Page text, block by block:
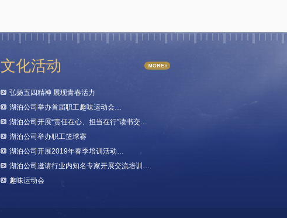
文化活动
弘扬五四精神 展现青春活力
湖泊公司举办首届职工趣味运动会…
湖泊公司开展“责任在心、担当在行”读书交…
湖泊公司举办职工篮球赛
湖泊公司开展2019年春季培训活动…
湖泊公司邀请行业内知名专家开展交流培训…
趣味运动会